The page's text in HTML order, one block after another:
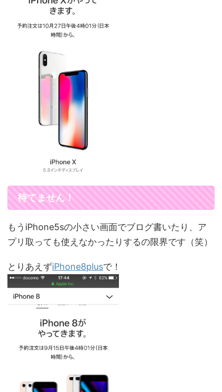
待てません！
もうiPhone5sの小さい画面でブログ書いたり、ア
プリ取っても使えなかったりするの限界です（笑）
とりあえずiPhone8plusで！